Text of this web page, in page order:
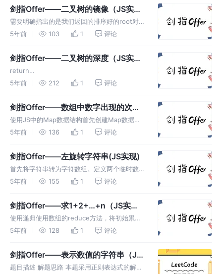
点。本题存在一种特殊情况，即当链表只有一个
节点时，直接返回节点的头指针。fast =
fast.while (fast.fast = fast.slow ...
剑指Offer——二叉树的镜像（JS实
现）
需要明确指出的是我们返回的排序好的root对象
我们首先判断root这个参数的左右孩子节点是否
使用交换方法，交换左右指针。最后使用递归，
将左右孩子节点继续投入函数中。temp =
5年前 103 1 评论
剑指Offer——二叉树的深度（JS实
现）
return
Math.max(maxDepth(root.left),maxDepth(r
5年前 212 1 评论
剑指Offer——数组中数字出现的次数
II（JS实现）
使用JS中的Map数据结构首先创建Map数据结
构，然后依次遍历判断该数据结构中是否包含数
为1，包含的话则将值+1最后遍历Map数据结
构，如果值为1的话，则返回对应的键。if
(m.m.set(v,m.m.
5年前 136 1 评论
剑指Offer——左旋转字符串(JS实现)
首先将字符串转为字符数组。定义两个临时数
组，一个存放分割前的数组，一个存放分割后的
于等于n，则将其加入分割前的数组，反之加入
分割后的数组。使用拓展运算符合并两个数组。
使用for of循环将数组中的所有元素合并成字符
串进行返回。temp.t...
5年前 155 1 评论
剑指Offer——求1+2+…+n（JS实
现）
使用递归使用数组的reduce方法，将初始累积
器值置为1，然后索引下标+1进行累积。return
5年前 128 1 评论
剑指Offer——表示数值的字符串（JS
实现）
题目描述 解题思路 本题采用正则表达式的解